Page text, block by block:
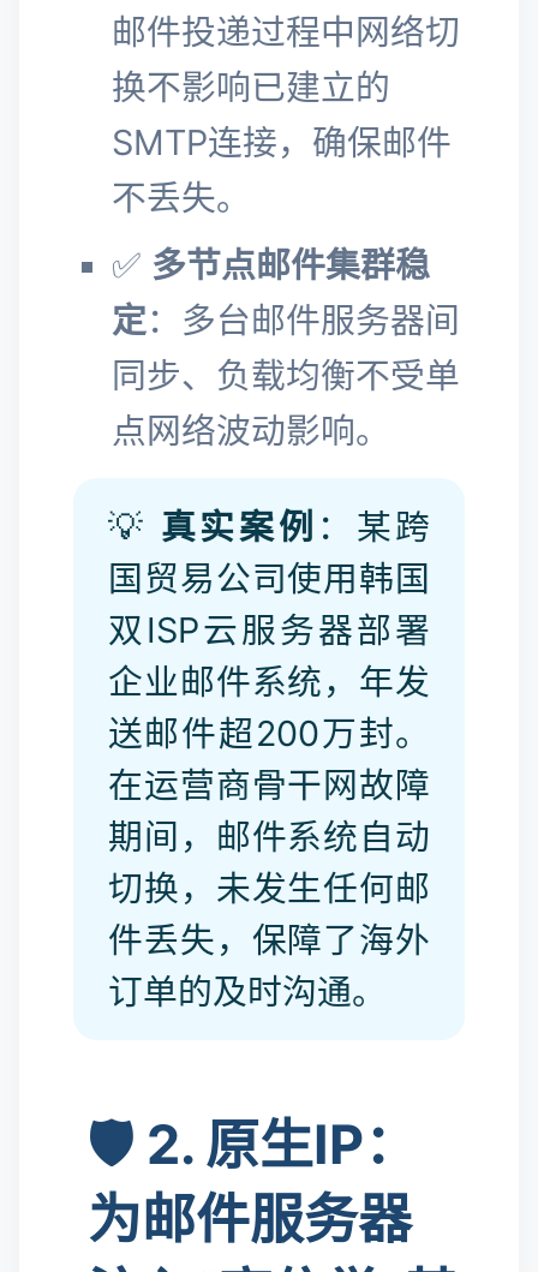
邮件投递过程中网络切
换不影响已建立的
SMTP连接，确保邮件
不丢失。
✅ 多节点邮件集群稳
定：多台邮件服务器间
同步、负载均衡不受单
点网络波动影响。
💡 真实案例 ：某跨
国贸易公司使用韩国
双ISP云服务器部署
企业邮件系统，年发
送邮件超200万封。
在运营商骨干网故障
期间，邮件系统自动
切换，未发生任何邮
件丢失，保障了海外
订单的及时沟通。
🛡️ 2. 原生IP：
为邮件服务器